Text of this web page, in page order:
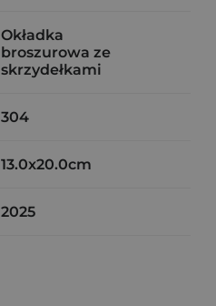
Okładka
broszurowa ze
skrzydełkami
304
13.0x20.0cm
2025